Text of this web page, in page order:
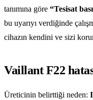
tanımına göre “Tesisat
bu uyarıyı verdiğinde
cihazın kendini ve sizi
Vaillant F22
Üreticinin belirttiği neden: